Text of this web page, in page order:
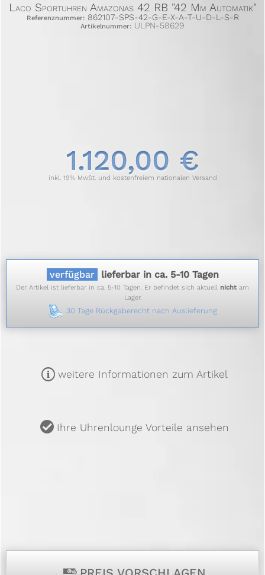
Laco Sportuhren Amazonas 42 RB "42 Mm Automatik"
Referenznummer: 862107-SPS-42-G-E-X-A-T-U-D-L-S-R
Artikelnummer: ULPN-58629
1.120,00 €
inkl. 19% MwSt. und kostenfreiem nationalen Versand
verfügbar lieferbar in ca. 5-10 Tagen
Der Artikel ist lieferbar in ca. 5-10 Tagen. Er befindet sich aktuell nicht am
Lager.
30 Tage Rückgaberecht nach Auslieferung
m weitere Informationen zum Artikel
u Ihre Uhrenlounge Vorteile ansehen
p